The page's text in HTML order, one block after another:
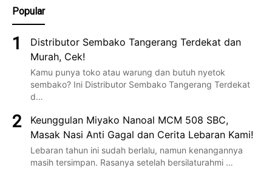
Popular
Distributor Sembako Tangerang Terdekat dan
Murah, Cek!
Kamu punya toko atau warung dan butuh nyetok
sembako? Ini Distributor Sembako Tangerang Terdekat
d…
Keunggulan Miyako Nanoal MCM 508 SBC,
Masak Nasi Anti Gagal dan Cerita Lebaran Kami!
Lebaran tahun ini sudah berlalu, namun kenangannya
masih tersimpan. Rasanya setelah bersilaturahmi …